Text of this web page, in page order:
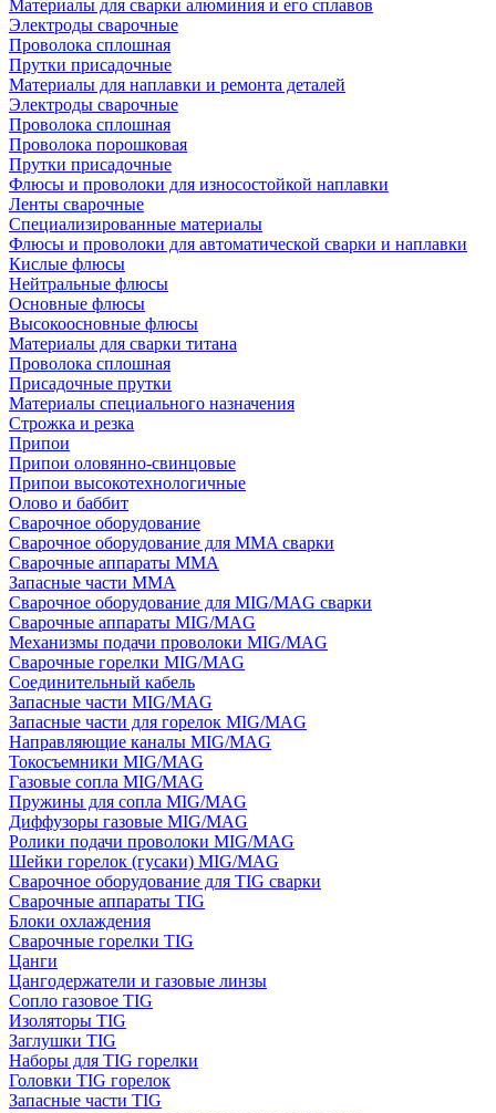
Материалы для сварки алюминия и его сплавов
Электроды сварочные
Проволока сплошная
Прутки присадочные
Материалы для наплавки и ремонта деталей
Электроды сварочные
Проволока сплошная
Проволока порошковая
Прутки присадочные
Флюсы и проволоки для износостойкой наплавки
Ленты сварочные
Специализированные материалы
Флюсы и проволоки для автоматической сварки и наплавки
Кислые флюсы
Нейтральные флюсы
Основные флюсы
Высокоосновные флюсы
Материалы для сварки титана
Проволока сплошная
Присадочные прутки
Материалы специального назначения
Строжка и резка
Припои
Припои оловянно-свинцовые
Припои высокотехнологичные
Олово и баббит
Сварочное оборудование
Сварочное оборудование для MMA сварки
Сварочные аппараты MMA
Запасные части MMA
Сварочное оборудование для MIG/MAG сварки
Сварочные аппараты MIG/MAG
Механизмы подачи проволоки MIG/MAG
Сварочные горелки MIG/MAG
Соединительный кабель
Запасные части MIG/MAG
Запасные части для горелок MIG/MAG
Направляющие каналы MIG/MAG
Токосъемники MIG/MAG
Газовые сопла MIG/MAG
Пружины для сопла MIG/MAG
Диффузоры газовые MIG/MAG
Ролики подачи проволоки MIG/MAG
Шейки горелок (гусаки) MIG/MAG
Сварочное оборудование для TIG сварки
Сварочные аппараты TIG
Блоки охлаждения
Сварочные горелки TIG
Цанги
Цангодержатели и газовые линзы
Сопло газовое TIG
Изоляторы TIG
Заглушки TIG
Наборы для TIG горелки
Головки TIG горелок
Запасные части TIG